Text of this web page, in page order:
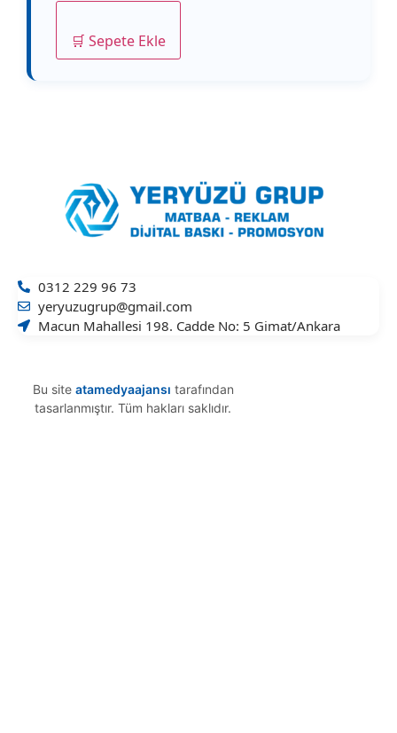
🛒 Sepete Ekle
0312 229 96 73
yeryuzugrup@gmail.com
Macun Mahallesi 198. Cadde No: 5 Gimat/Ankara
Bu site atamedyaajansı tarafından
tasarlanmıştır. Tüm hakları saklıdır.